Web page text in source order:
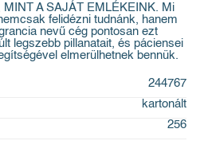
A SAJÁT EMLÉKEINK. Mi
felidézni tudnánk, hanem
nevű cég pontosan ezt
legszebb pillanatait, és páciensei
elmerülhetnek bennük.
244767
kartonált
256